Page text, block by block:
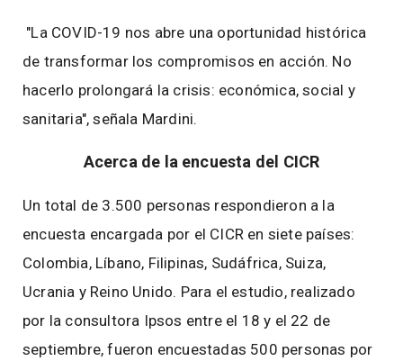
"La COVID-19 nos abre una oportunidad histórica
de transformar los compromisos en acción. No
hacerlo prolongará la crisis: económica, social y
sanitaria", señala Mardini.
Acerca de la encuesta del CICR
Un total de 3.500 personas respondieron a la
encuesta encargada por el CICR en siete países:
Colombia, Líbano, Filipinas, Sudáfrica, Suiza,
Ucrania y Reino Unido. Para el estudio, realizado
por la consultora Ipsos entre el 18 y el 22 de
septiembre, fueron encuestadas 500 personas por